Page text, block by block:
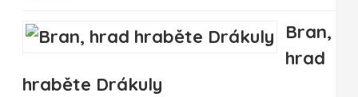
Bran,
hrad
hraběte Drákuly